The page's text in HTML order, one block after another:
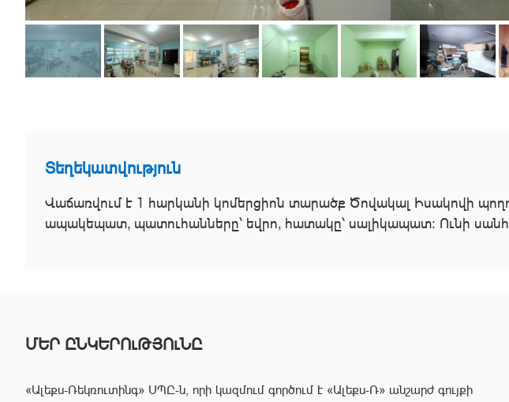
Տեղեկատվություն
Վաճառվում է 1 հարկանի կոմերցիոն տարածք Ծովակալ Իսակովի
ապակեպատ, պատուհանները՝ եվրո, հատակը՝ սալիկապատ։ Ունի
ՄԵՐ ԸՆԿԵՐՈւԹՅՈւՆԸ
«Ալեքս-Ռեկռուտինգ» ՍՊԸ-ն, որի կազմում գործում է «Ալեքս-Ռ» անշարժ գույքի